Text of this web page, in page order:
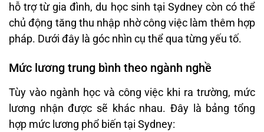
hỗ trợ từ gia đình, du học sinh tại Sydney còn có thể
chủ động tăng thu nhập nhờ công việc làm thêm hợp
pháp. Dưới đây là góc nhìn cụ thể qua từng yếu tố.
Mức lương trung bình theo ngành nghề
Tùy vào ngành học và công việc khi ra trường, mức
lương nhận được sẽ khác nhau. Đây là bảng tổng
hợp mức lương phổ biến tại Sydney: